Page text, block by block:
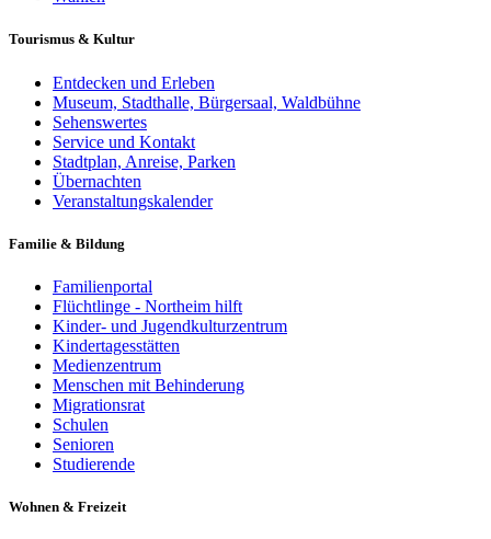
Tourismus & Kultur
Entdecken und Erleben
Museum, Stadthalle, Bürgersaal, Waldbühne
Sehenswertes
Service und Kontakt
Stadtplan, Anreise, Parken
Übernachten
Veranstaltungskalender
Familie & Bildung
Familienportal
Flüchtlinge - Northeim hilft
Kinder- und Jugendkulturzentrum
Kindertagesstätten
Medienzentrum
Menschen mit Behinderung
Migrationsrat
Schulen
Senioren
Studierende
Wohnen & Freizeit